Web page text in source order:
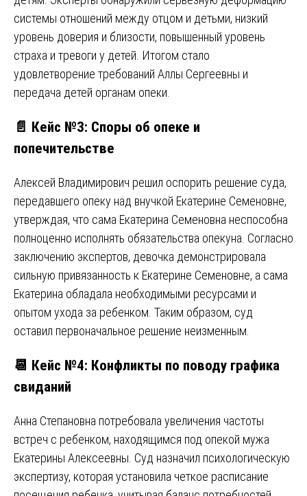
системы отношений между отцом и детьми, низкий
уровень доверия и близости, повышенный уровень
страха и тревоги у детей. Итогом стало
удовлетворение требований Аллы Сергеевны и
передача детей органам опеки.
📄 Кейс №3: Споры об опеке и
попечительстве
Алексей Владимирович решил оспорить решение суда,
передавшего опеку над внучкой Екатерине Семеновне,
утверждая, что сама Екатерина Семеновна неспособна
полноценно исполнять обязательства опекуна. Согласно
заключению экспертов, девочка демонстрировала
сильную привязанность к Екатерине Семеновне, а сама
Екатерина обладала необходимыми ресурсами и
опытом ухода за ребенком. Таким образом, суд
оставил первоначальное решение неизменным.
📆 Кейс №4: Конфликты по поводу графика
свиданий
Анна Степановна потребовала увеличения частоты
встреч с ребенком, находящимся под опекой мужа
Екатерины Алексеевны. Суд назначил психологическую
экспертизу, которая установила четкое расписание